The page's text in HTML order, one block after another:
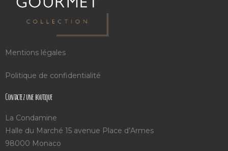
Mentions légales
Politique de confidentialité
Contactez une boutique
La Condamine
Halle du Marché 15 avenue Place d’Armes
98000 Monaco